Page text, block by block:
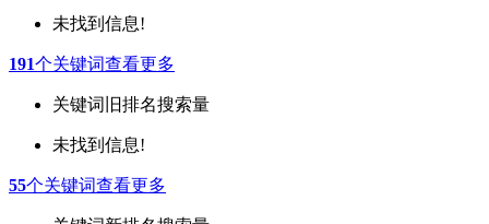
未找到信息!
191个关键词查看更多
关键词 旧排名搜索量
未找到信息!
55个关键词查看更多